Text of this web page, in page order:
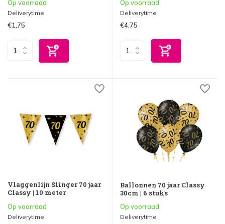
Op voorraad
Deliverytime
€1,75
Op voorraad
Deliverytime
€4,75
Vlaggenlijn Slinger 70 jaar
Classy | 10 meter
Op voorraad
Deliverytime
Ballonnen 70 jaar Classy
30cm | 6 stuks
Op voorraad
Deliverytime